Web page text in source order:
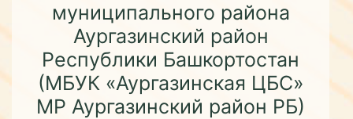
муниципального района
Аургазинский район
Республики Башкортостан
(МБУК «Аургазинская ЦБС»
МР Аургазинский район РБ)